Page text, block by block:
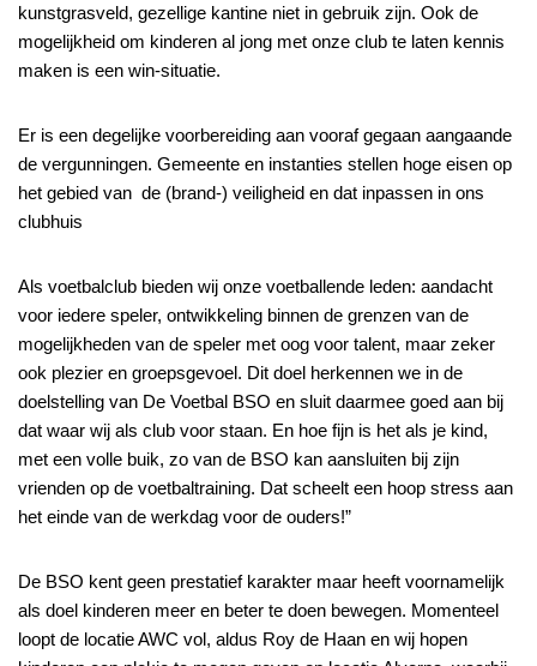
kunstgrasveld, gezellige kantine niet in gebruik zijn. Ook de
mogelijkheid om kinderen al jong met onze club te laten kennis
maken is een win-situatie.
Er is een degelijke voorbereiding aan vooraf gegaan aangaande
de vergunningen. Gemeente en instanties stellen hoge eisen op
het gebied van de (brand-) veiligheid en dat inpassen in ons
clubhuis
Als voetbalclub bieden wij onze voetballende leden: aandacht
voor iedere speler, ontwikkeling binnen de grenzen van de
mogelijkheden van de speler met oog voor talent, maar zeker
ook plezier en groepsgevoel. Dit doel herkennen we in de
doelstelling van De Voetbal BSO en sluit daarmee goed aan bij
dat waar wij als club voor staan. En hoe fijn is het als je kind,
met een volle buik, zo van de BSO kan aansluiten bij zijn
vrienden op de voetbaltraining. Dat scheelt een hoop stress aan
het einde van de werkdag voor de ouders!”
De BSO kent geen prestatief karakter maar heeft voornamelijk
als doel kinderen meer en beter te doen bewegen. Momenteel
loopt de locatie AWC vol, aldus Roy de Haan en wij hopen